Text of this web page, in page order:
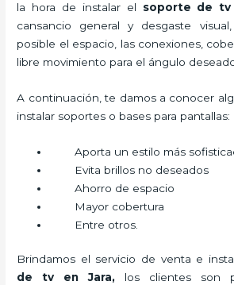
la hora de instalar el soporte de tv
cansancio general y desgaste
posible el espacio, las conexiones,
libre movimiento para el ángulo
A continuación, te damos a conocer
instalar soportes o bases para pantallas:
Aporta un estilo más
Evita brillos no deseados
Ahorro de espacio
Mayor cobertura
Entre otros.
Brindamos el servicio de venta e
de tv en Jara, los clientes son